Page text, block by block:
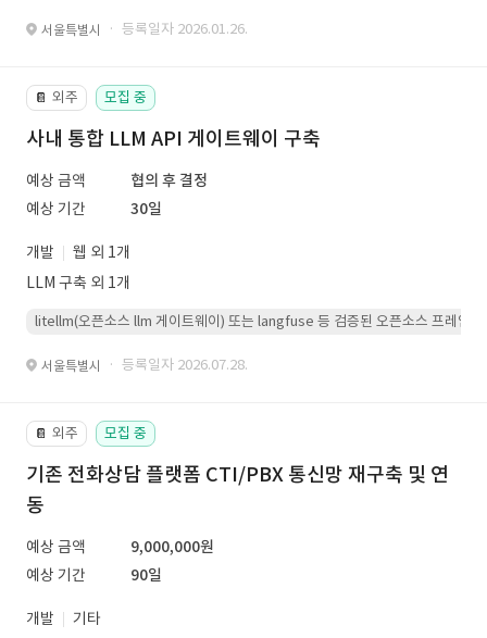
서울특별시 · 등록일자 2026.01.26.
📔 외주 모집 중
사내 통합 LLM API 게이트웨이 구축
예상 금액
협의 후 결정
예상 기간
30일
개발
웹 외 1개
LLM 구축 외 1개
litellm(오픈소스 llm 게이트웨이) 또는 langfuse 등 검증된 오픈소스 프레임워
서울특별시 · 등록일자 2026.07.28.
📔 외주 모집 중
기존 전화상담 플랫폼 CTI/PBX 통신망 재구축 및 연
동
예상 금액
9,000,000원
예상 기간
90일
개발
기타